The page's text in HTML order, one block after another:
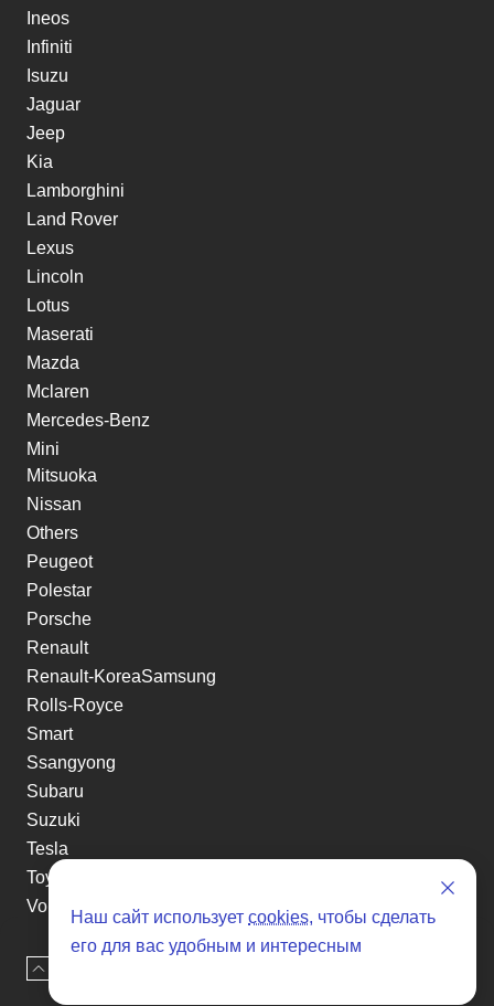
Ineos
Infiniti
Isuzu
Jaguar
Jeep
Kia
Lamborghini
Land Rover
Lexus
Lincoln
Lotus
Maserati
Mazda
Mclaren
Mercedes-Benz
Mini
Mitsuoka
Nissan
Others
Peugeot
Polestar
Porsche
Renault
Renault-KoreaSamsung
Rolls-Royce
Smart
Ssangyong
Subaru
Suzuki
Tesla
Toyota
Volkswagen
Xin yuan
etc
Наш сайт использует cookies, чтобы сделать
его для вас удобным и интересным